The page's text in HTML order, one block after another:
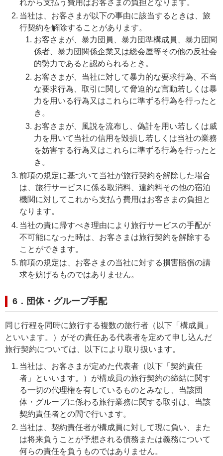
れから支払う費用はお客さまの負担となります。
当社は、お客さまが以下の事由に該当するときは、旅
行契約を解除することがあります。
お客さまが、暴力団員、暴力団準構成員、暴力団関
係者、暴力団関係企業又は総会屋等その他の反社会
的勢力であると認められるとき。
お客さまが、当社に対して暴力的な要求行為、不当
な要求行為、取引に関して脅迫的な言動若しくは暴
力を用いる行為又はこれらに準ずる行為を行ったと
き。
お客さまが、風説を流布し、偽計を用い若しくは威
力を用いて当社の信用を毀損し若しくは当社の業務
を妨害する行為又はこれらに準ずる行為を行ったと
き。
前項の規定に基づいて当社が旅行契約を解除した場合
は、旅行サービスに係る取消料、違約料その他の宿泊
機関に対してこれから支払う費用はお客さまの負担と
なります。
当社の責に帰すべき理由により旅行サービスの手配が
不可能になった時は、お客さまは旅行契約を解除する
ことができます。
前項の規定は、お客さまの当社に対する損害賠償の請
求を妨げるものではありません。
6．団体・グループ手配
同じ行程を同時に旅行する複数の旅行者（以下「構成員」
といいます。）がその責任ある代表者を定めて申し込んだ
旅行契約については、以下により取り扱います。
当社は、お客さまが定めた代表者（以下「契約責任
者」といいます。）が構成員の旅行契約の締結に関す
る一切の代理権を有しているものとみなし、当該団
体・グループに係わる旅行業務に関する取引は、当該
契約責任者との間で行います。
当社は、契約責任者が構成員に対して現に負い、また
は将来負うことが予想される債務または義務について
何らの責任を負うものではありません。